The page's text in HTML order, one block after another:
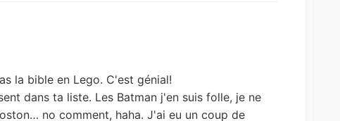
la bible en Lego. C'est génial!
dans ta liste. Les Batman j'en suis folle, je ne
no comment, haha. J'ai eu un coup de